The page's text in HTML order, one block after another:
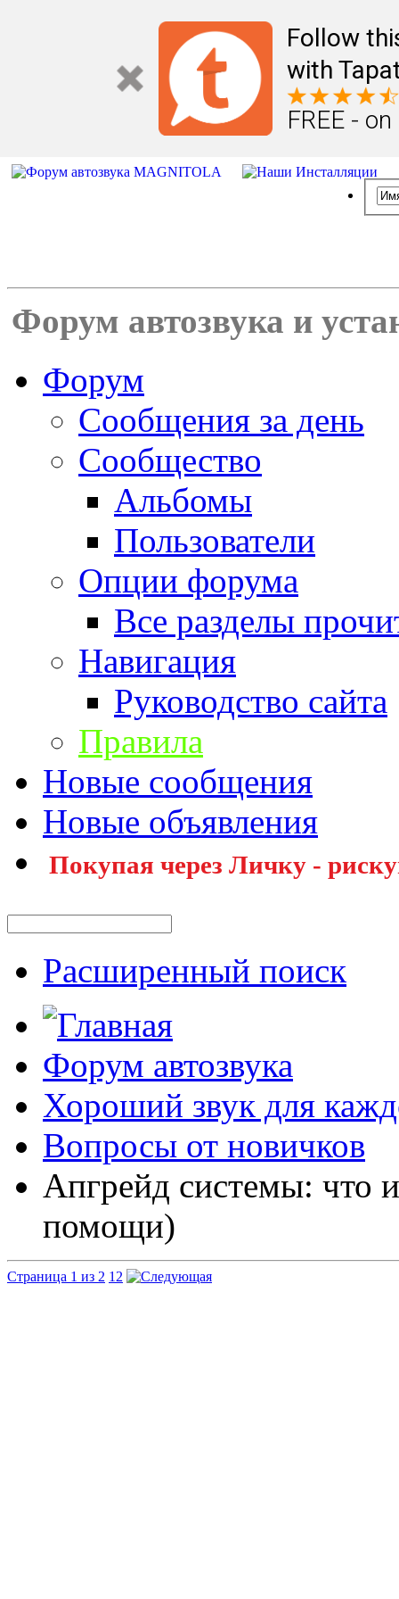
Follow
with
FREE -
Форум автозвука и
Форум
Сообщения за день
Сообщество
Альбомы
Пользователи
Опции форума
Все разделы
Навигация
Руководство сайта
Правила
Новые сообщения
Новые объявления
Покупая через Личку -
Расширенный поиск
Форум автозвука
Хороший звук для
Вопросы от новичков
Апгрейд системы: что
помощи)
Страница 1 из 2 1 2